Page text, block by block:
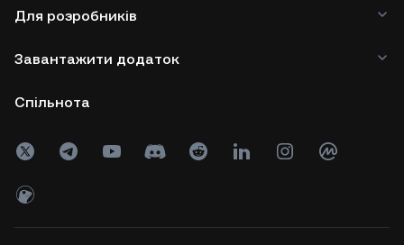
Для розробників
Завантажити додаток
Спільнота